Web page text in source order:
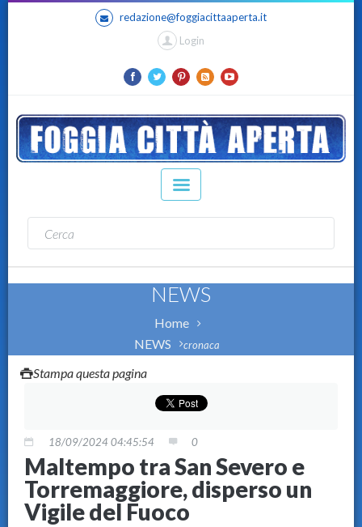
redazione@foggiacittaaperta.it
Login
NEWS
Home
NEWS
cronaca
Stampa questa pagina
18/09/2024 04:45:54 0
Maltempo tra San Severo e
Torremaggiore, disperso un
Vigile del Fuoco